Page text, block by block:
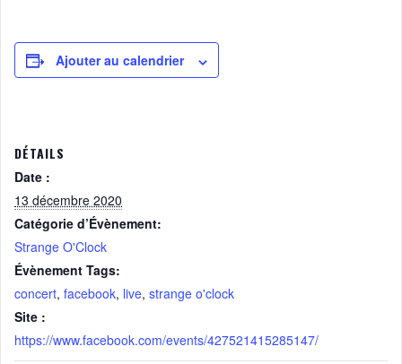
Ajouter au calendrier
DÉTAILS
Date :
13 décembre 2020
Catégorie d’Évènement:
Strange O'Clock
Évènement Tags:
concert, facebook, live, strange o'clock
Site :
https://www.facebook.com/events/427521415285147/